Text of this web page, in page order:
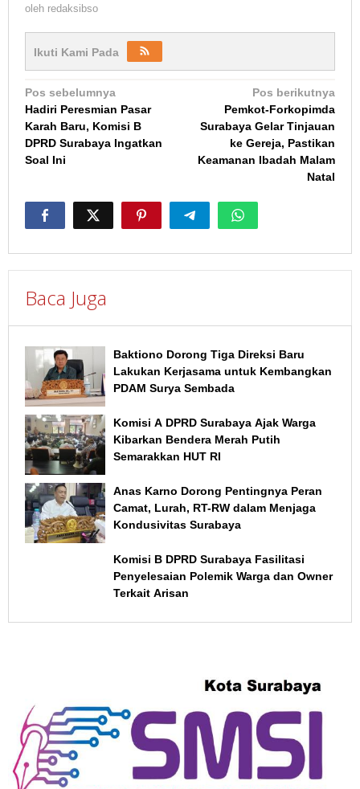
oleh redaksibso
Ikuti Kami Pada
Navigasi
pos
Pos sebelumnya
Hadiri Peresmian Pasar
Karah Baru, Komisi B
DPRD Surabaya Ingatkan
Soal Ini
Pos berikutnya
Pemkot-Forkopimda
Surabaya Gelar Tinjauan
ke Gereja, Pastikan
Keamanan Ibadah Malam
Natal
Baca Juga
Baktiono Dorong Tiga Direksi Baru
Lakukan Kerjasama untuk Kembangkan
PDAM Surya Sembada
Komisi A DPRD Surabaya Ajak Warga
Kibarkan Bendera Merah Putih
Semarakkan HUT RI
Anas Karno Dorong Pentingnya Peran
Camat, Lurah, RT-RW dalam Menjaga
Kondusivitas Surabaya
Komisi B DPRD Surabaya Fasilitasi
Penyelesaian Polemik Warga dan Owner
Terkait Arisan